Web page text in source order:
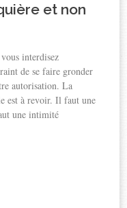
et non
interdisez
de se faire gronder
autorisation. La
est à revoir. Il faut une
une intimité